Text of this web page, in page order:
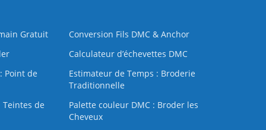
Gratuit
Conversion Fils DMC & Anchor
Calculateur d’échevettes DMC
Point de
Estimateur de Temps : Broderie
Traditionnelle
Teintes de
Palette couleur DMC : Broder les
Cheveux